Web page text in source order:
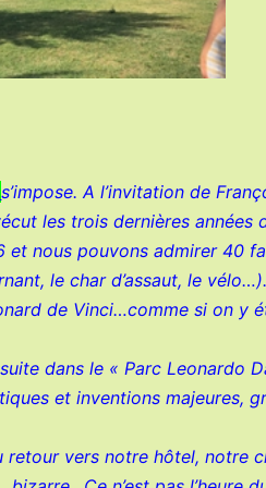
s’impose. A l’invitation de
les trois dernières années
nous pouvons admirer 40
le char d’assaut, le
de Vinci…comme si on y
dans le « Parc Leonardo
et inventions majeures,
vers notre hôtel, notre